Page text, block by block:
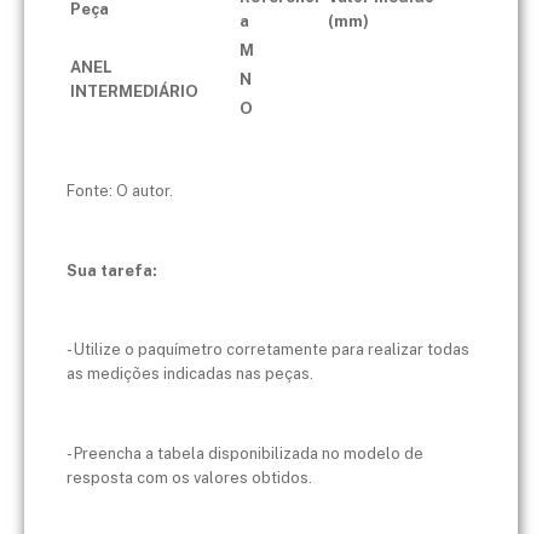
Peça
a
(mm)
ANEL
INTERMEDIÁRIO
M
N
O
Fonte: O autor.
Sua tarefa:
- Utilize o paquímetro corretamente para realizar todas
as medições indicadas nas peças.
- Preencha a tabela disponibilizada no modelo de
resposta com os valores obtidos.